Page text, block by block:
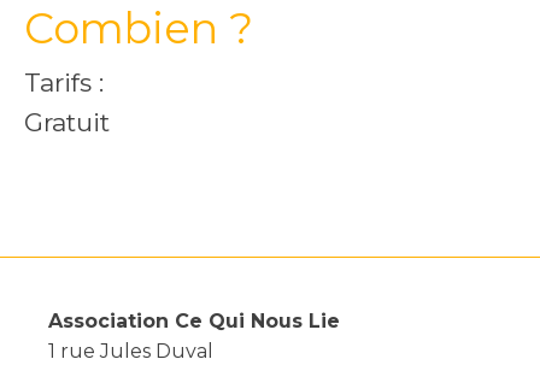
Combien ?
Tarifs :
Gratuit
Association Ce Qui Nous Lie
1 rue Jules Duval